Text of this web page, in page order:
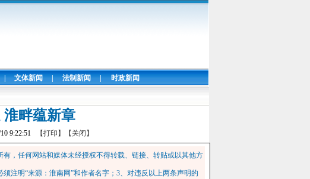
| 文体新闻 | 法制新闻 | 时政新闻
淮畔蕴新章
9:22:51 【打印】 【关闭】
，任何网站和媒体未经授权不得转载、链接、转贴或以其他方
注明“来源：淮南网”和作者名字；3、对违反以上两条声明的